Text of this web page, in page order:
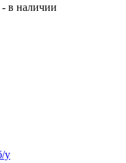
- в наличии